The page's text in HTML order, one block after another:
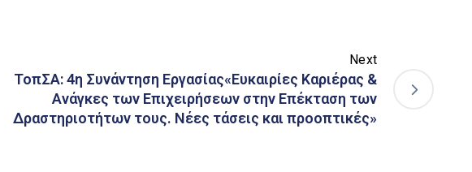
Next
ΤοπΣΑ: 4η Συνάντηση Εργασίας«Ευκαιρίες Καριέρας &
Ανάγκες των Επιχειρήσεων στην Επέκταση των
Δραστηριοτήτων τους. Νέες τάσεις και προοπτικές»